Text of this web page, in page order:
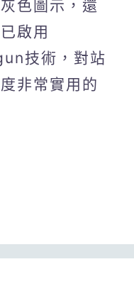
色圖示，還
啟用
技術，對站
非常實用的